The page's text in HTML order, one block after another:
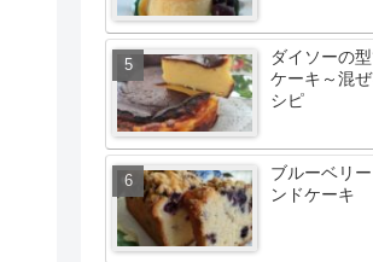
ダイソーの
ケーキ～混
シピ
ブルーベリ
ンドケーキ